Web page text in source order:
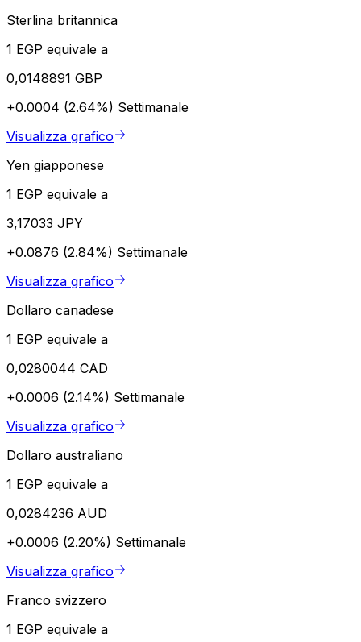
Sterlina britannica
1 EGP equivale a
0,0148891 GBP
+0.0004 (2.64%) Settimanale
Visualizza grafico
Yen giapponese
1 EGP equivale a
3,17033 JPY
+0.0876 (2.84%) Settimanale
Visualizza grafico
Dollaro canadese
1 EGP equivale a
0,0280044 CAD
+0.0006 (2.14%) Settimanale
Visualizza grafico
Dollaro australiano
1 EGP equivale a
0,0284236 AUD
+0.0006 (2.20%) Settimanale
Visualizza grafico
Franco svizzero
1 EGP equivale a